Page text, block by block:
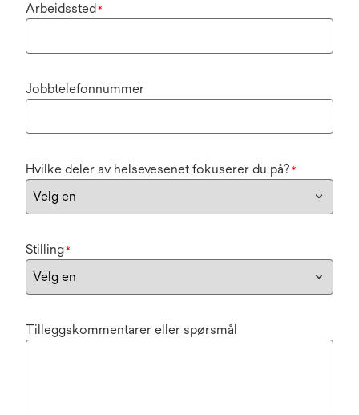
Arbeidssted*
Jobbtelefonnummer
Hvilke deler av helsevesenet fokuserer du på? *
Stilling*
Tilleggskommentarer eller spørsmål